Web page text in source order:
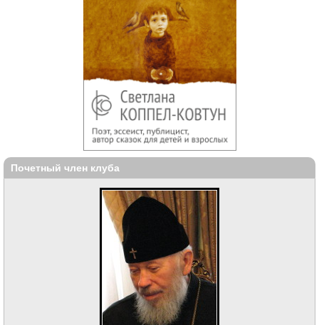
Почетный член клуба